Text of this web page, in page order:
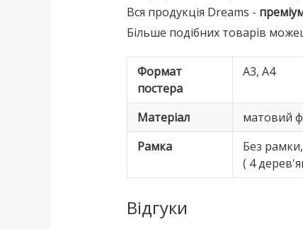
Вся продукція Dreams -
Більше подібних товарів
Формат
постера
А3, А4
Матеріал
матовий
Рамка
Без
( 4
Відгуки